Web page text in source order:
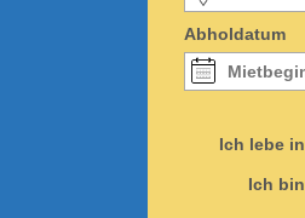
Abholdatum
Ich lebe in
Ich bin